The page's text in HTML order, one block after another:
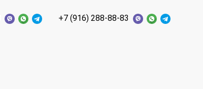
+7 (916) 288-88-83